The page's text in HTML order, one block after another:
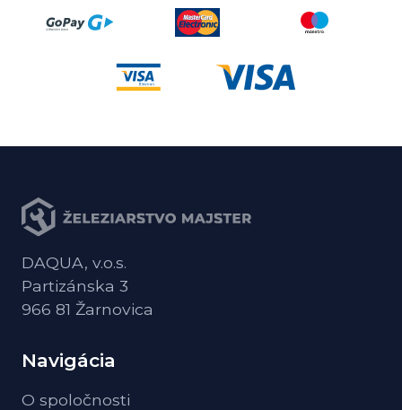
DAQUA, v.o.s.
Partizánska 3
966 81 Žarnovica
Navigácia
O spoločnosti